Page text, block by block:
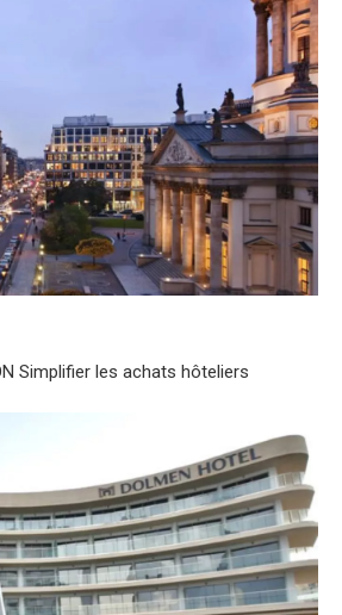
Simplifier les achats hôteliers